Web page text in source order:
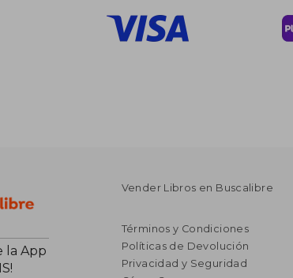
la App
Vender Libros en Buscalibre
Términos y Condiciones
Políticas de Devolución
Privacidad y Seguridad